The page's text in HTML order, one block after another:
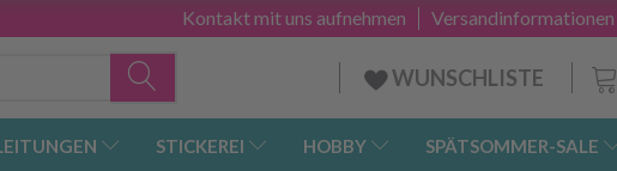
Versandinformationen
Kontakt mit uns aufnehmen
WUNSCHLISTE
STICKEREI HOBBY SPÄTSOMMER-SALE